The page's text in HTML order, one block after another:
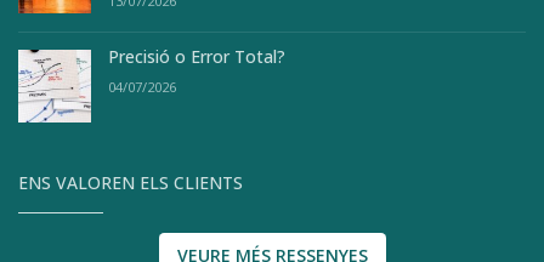
Precisió o Error Total?
04/07/2026
ENS VALOREN ELS CLIENTS
VEURE MÉS RESSENYES